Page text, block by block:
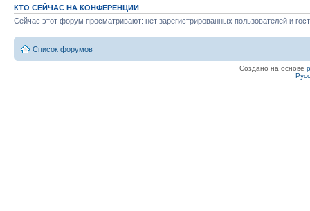
КТО СЕЙЧАС НА КОНФЕРЕНЦИИ
Сейчас этот форум просматривают: нет зарегистрированных пользователей и
Список форумов
Создано на основе